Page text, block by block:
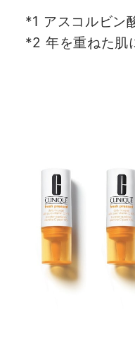
*1 アスコルビン
*2 年を重ねた肌